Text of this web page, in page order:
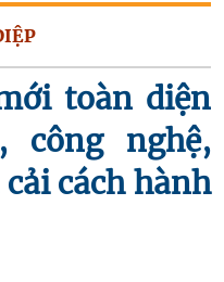
toàn diện
công nghệ,
cách hành